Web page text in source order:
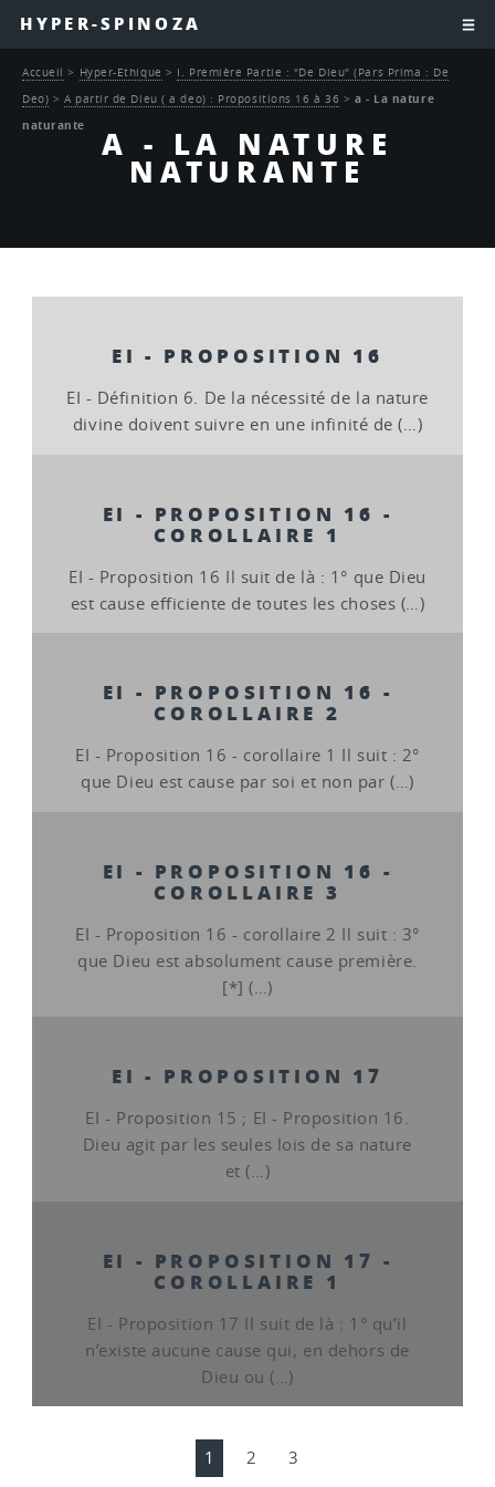
HYPER-SPINOZA
A - LA NATURE
NATURANTE
Accueil > Hyper-Ethique > I. Première Partie : "De Dieu" (Pars Prima : De
Deo) > A partir de Dieu ( a deo) : Propositions 16 à 36 > a - La nature
naturante
EI - PROPOSITION 16
EI - Définition 6. De la nécessité de la nature
divine doivent suivre en une infinité de (…)
EI - PROPOSITION 16 -
COROLLAIRE 1
EI - Proposition 16 Il suit de là : 1° que Dieu
est cause efficiente de toutes les choses (…)
EI - PROPOSITION 16 -
COROLLAIRE 2
EI - Proposition 16 - corollaire 1 Il suit : 2°
que Dieu est cause par soi et non par (…)
EI - PROPOSITION 16 -
COROLLAIRE 3
EI - Proposition 16 - corollaire 2 Il suit : 3°
que Dieu est absolument cause première.
[*] (…)
EI - PROPOSITION 17
EI - Proposition 15 ; EI - Proposition 16.
Dieu agit par les seules lois de sa nature
et (…)
EI - PROPOSITION 17 -
COROLLAIRE 1
EI - Proposition 17 Il suit de là : 1° qu’il
n’existe aucune cause qui, en dehors de
Dieu ou (…)
1 2 3